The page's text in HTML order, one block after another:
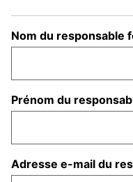
Nom du responsable
Prénom du
Adresse e-mail du